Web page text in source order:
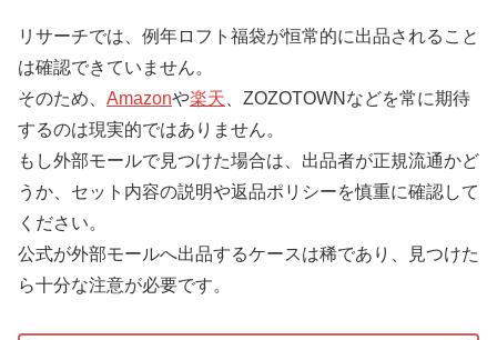
リサーチでは、例年ロフト福袋が恒常的に出品されること
は確認できていません。
そのため、 Amazonや楽天 、ZOZOTOWNなどを常に期待
するのは現実的ではありません。
もし外部モールで見つけた場合は、出品者が正規流通かど
うか、セット内容の説明や返品ポリシーを慎重に確認して
ください。
公式が外部モールへ出品するケースは稀であり、見つけた
ら十分な注意が必要です。